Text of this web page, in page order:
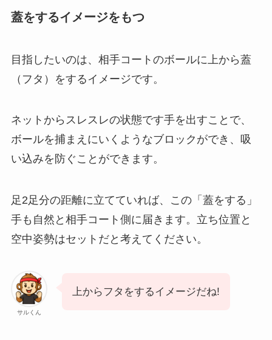
蓋をするイメージをもつ
目指したいのは、相手コートのボールに上から蓋
（フタ）をするイメージです。
ネットからスレスレの状態です手を出すことで、
ボールを捕まえにいくようなブロックができ、吸
い込みを防ぐことができます。
足2足分の距離に立てていれば、この「蓋をする」
手も自然と相手コート側に届きます。立ち位置と
空中姿勢はセットだと考えてください。
サルくん
上からフタをするイメージだね!